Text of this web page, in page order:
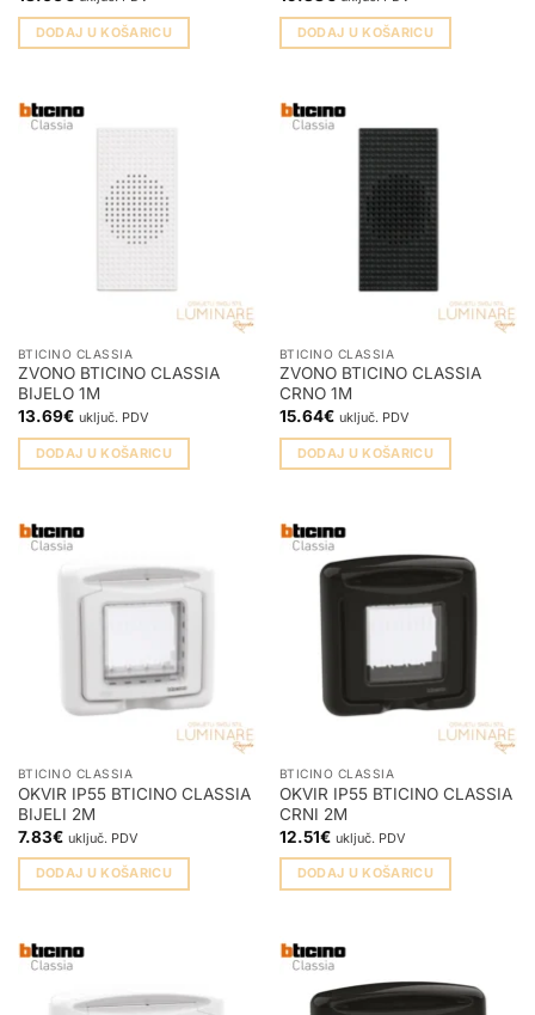
DODAJ U KOŠARICU DODAJ U KOŠARICU
BTICINO CLASSIA
ZVONO BTICINO CLASSIA
BIJELO 1M
13.69€ uključ. PDV
DODAJ U KOŠARICU
BTICINO CLASSIA
ZVONO BTICINO CLASSIA
CRNO 1M
15.64€ uključ. PDV
DODAJ U KOŠARICU
BTICINO CLASSIA
OKVIR IP55 BTICINO CLASSIA
BIJELI 2M
7.83€ uključ. PDV
DODAJ U KOŠARICU
BTICINO CLASSIA
OKVIR IP55 BTICINO CLASSIA
CRNI 2M
12.51€ uključ. PDV
DODAJ U KOŠARICU